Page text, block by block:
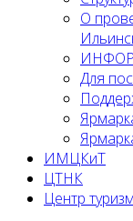
О
Для
ИМЦКиТ
ЦТНК
Центр